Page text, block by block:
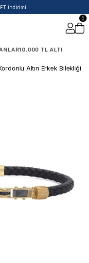
İndirimi
0
10.000 TL ALTI
Altın Erkek Bilekliği